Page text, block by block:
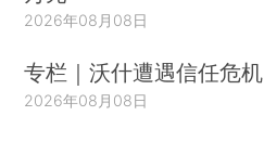
2026年08月08日
专栏｜沃什遭遇信任危机
2026年08月08日